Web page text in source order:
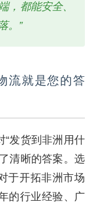
，都能安全、
。”
流就是您的答
“发货到非洲用什
清晰的答案。选
于开拓非洲市场
的行业经验、广